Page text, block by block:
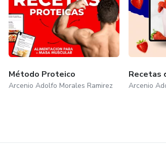
Método Proteico
Arcenio Adolfo Morales Ramirez
Recetas
Arcenio